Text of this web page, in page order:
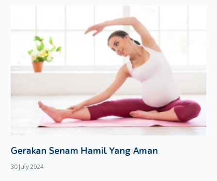
Gerakan Senam Hamil Yang Aman
30 July 2024